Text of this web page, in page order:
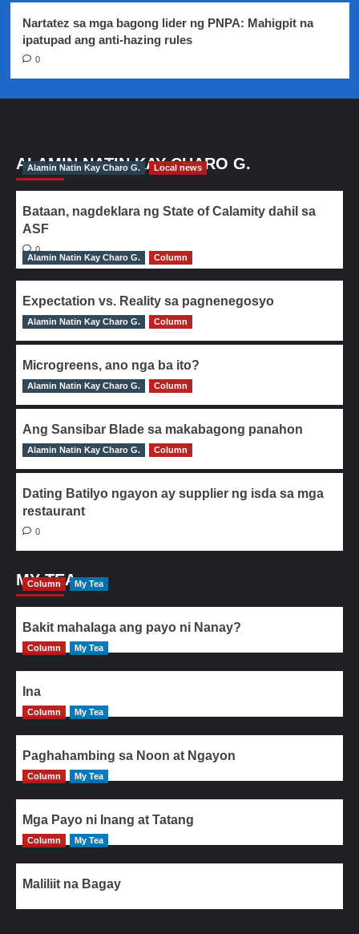
Nartatez sa mga bagong lider ng PNPA: Mahigpit na
ipatupad ang anti-hazing rules
0
ALAMIN NATIN KAY CHARO G.
Alamin Natin Kay Charo G. Local news
Bataan, nagdeklara ng State of Calamity dahil sa
ASF
0
Alamin Natin Kay Charo G.
Column
Expectation vs. Reality sa pagnenegosyo
0
Alamin Natin Kay Charo G. Column
Microgreens, ano nga ba ito?
0
Alamin Natin Kay Charo G. Column
Ang Sansibar Blade sa makabagong panahon
0
Alamin Natin Kay Charo G. Column
Dating Batilyo ngayon ay supplier ng isda sa mga
restaurant
0
MY TEA
Column My Tea
Bakit mahalaga ang payo ni Nanay?
Column My Tea
Ina
Column My Tea
Paghahambing sa Noon at Ngayon
Column My Tea
Mga Payo ni Inang at Tatang
Column My Tea
Maliliit na Bagay